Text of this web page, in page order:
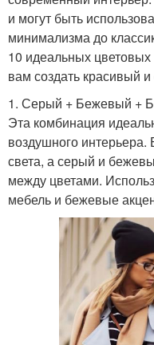
и могут быть
минимализма до
10 идеальных
вам создать красивый
1. Серый + Бежевый +
Эта комбинация
воздушного
света, а серый и
между цветами.
мебель и бежевые